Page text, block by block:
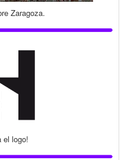
Zaragoza.
el logo!